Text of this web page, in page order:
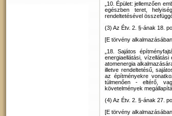
„10. Épület: jellemzően
egészben teret,
rendeltetésével
(3) Az Étv. 2. §-ának 18.
[E törvény
„18. Sajátos
energiaellátási,
atomenergia
illetve rendeltetésű,
az építményekre
túlmenően - eltérő,
követelmények
(4) Az Étv. 2. §-ának 27.
[E törvény